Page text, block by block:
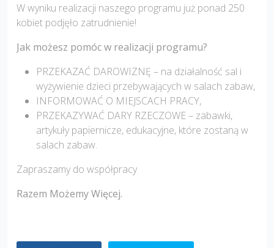
W wyniku realizacji naszego programu już ponad 250
kobiet podjęło zatrudnienie!
Jak możesz pomóc w realizacji programu?
PRZEKAZAĆ DAROWIZNĘ – na działalność sal i
wyżywienie dzieci przebywających w salach zabaw,
INFORMOWAĆ O MIEJSCACH PRACY,
PRZEKAZYWAĆ DARY RZECZOWE – zabawki,
artykuły papiernicze, edukacyjne, które zostaną w
salach zabaw.
Zapraszamy do współpracy
Razem Możemy Więcej.